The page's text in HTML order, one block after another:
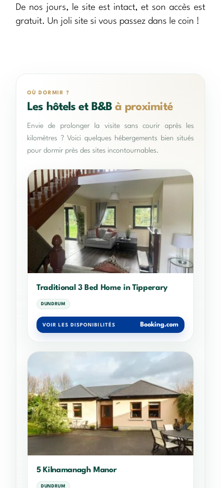
De nos jours, le site est intact, et son accès est
gratuit. Un joli site si vous passez dans le coin !
OÙ DORMIR ?
Les hôtels et B&Bà proximité
Envie de prolonger la visite sans courir après les
kilomètres ? Voici quelques hébergements bien situés
pour dormir près des sites incontournables.
Traditional 3 Bed Home in Tipperary
DUNDRUM
VOIR LES DISPONIBILITÉS Booking.com
5 Kilnamanagh Manor
DUNDRUM